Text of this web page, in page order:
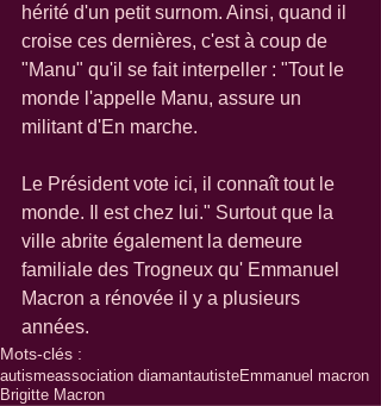
hérité d'un petit surnom. Ainsi, quand il
croise ces dernières, c'est à coup de
"Manu" qu'il se fait interpeller : "Tout le
monde l'appelle Manu, assure un
militant d'En marche.
Le Président vote ici, il connaît tout le
monde. Il est chez lui." Surtout que la
ville abrite également la demeure
familiale des Trogneux qu' Emmanuel
Macron a rénovée il y a plusieurs
années.
Mots-clés :
autismeassociation diamantautisteEmmanuel macron
Brigitte Macron